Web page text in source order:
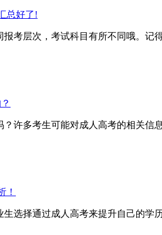
总好了!
层次，考试科目有所不同哦。记
多考生可能对成人高考的相关信
！
选择通过成人高考来提升自己的